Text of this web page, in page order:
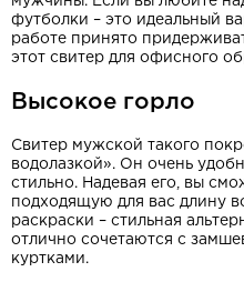
футболки – это идеальный
работе принято
этот свитер для офисного
Высокое горло
Свитер мужской такого
водолазкой». Он очень
стильно. Надевая его, вы
подходящую для вас длину
раскраски – стильная
отлично сочетаются с
куртками.